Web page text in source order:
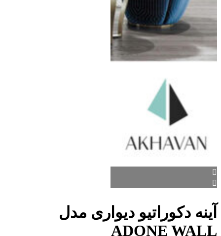
آینه دکوراتیو دیواری مدل
ADONE WALL